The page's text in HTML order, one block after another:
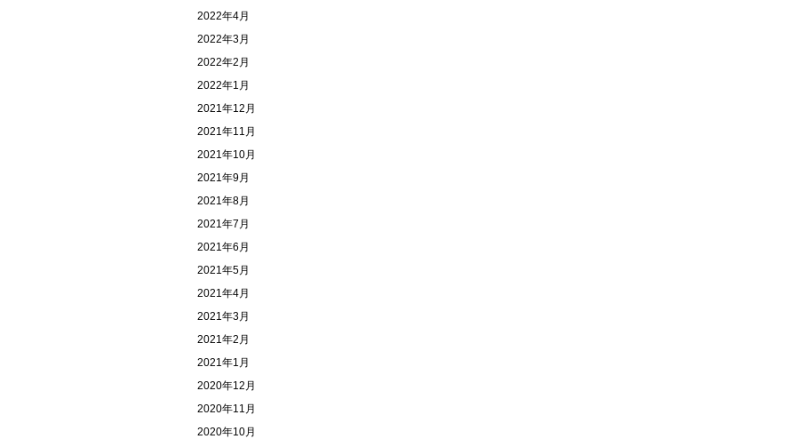
2022年4月
2022年3月
2022年2月
2022年1月
2021年12月
2021年11月
2021年10月
2021年9月
2021年8月
2021年7月
2021年6月
2021年5月
2021年4月
2021年3月
2021年2月
2021年1月
2020年12月
2020年11月
2020年10月